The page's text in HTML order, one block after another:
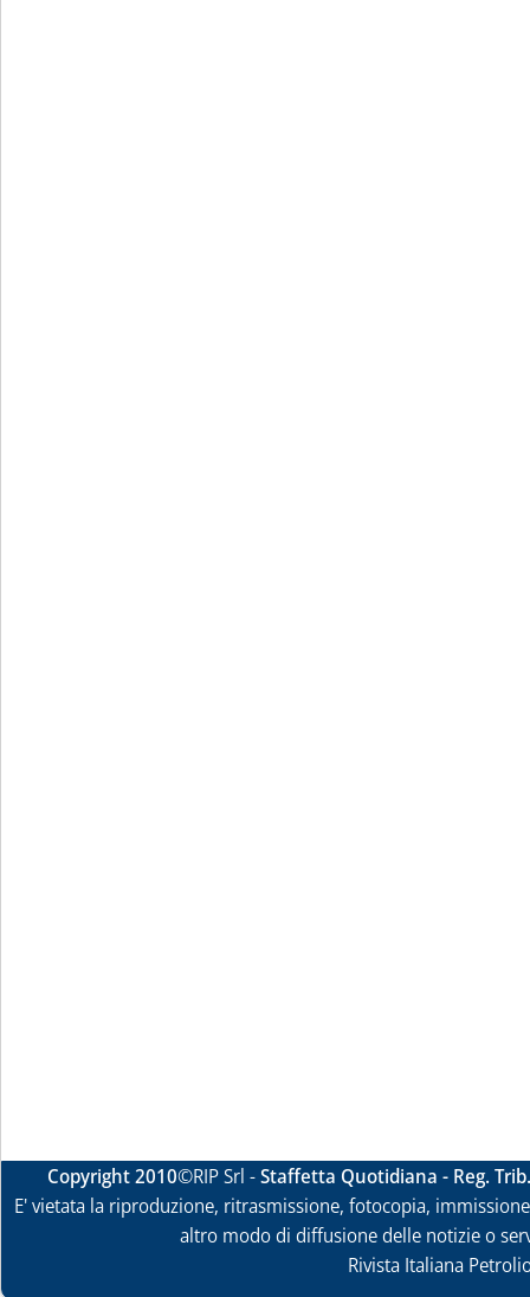
Copyright 2010©RIP Srl -Staffetta Quotidiana - Reg.
E' vietata la riproduzione, ritrasmissione, fotocopia,
altro modo di diffusione delle notizie o
Rivista Italiana